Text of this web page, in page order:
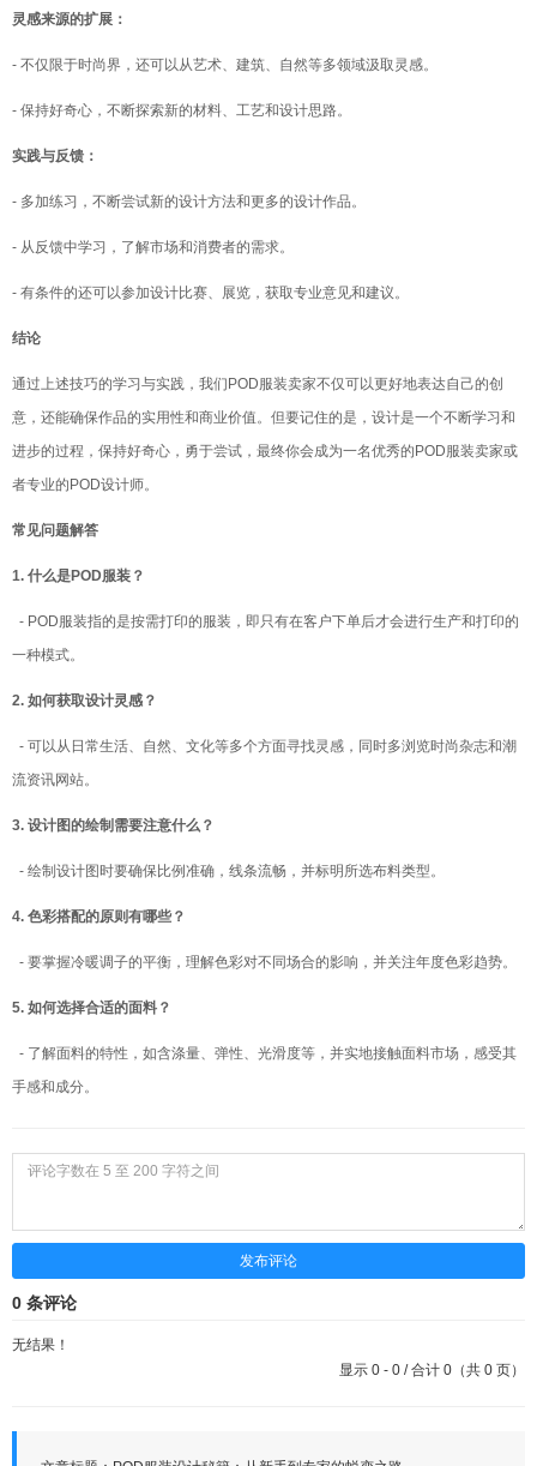
灵感来源的扩展：
- 不仅限于时尚界，还可以从艺术、建筑、自然等多领域汲取灵感。
- 保持好奇心，不断探索新的材料、工艺和设计思路。
实践与反馈：
- 多加练习，不断尝试新的设计方法和更多的设计作品。
- 从反馈中学习，了解市场和消费者的需求。
- 有条件的还可以参加设计比赛、展览，获取专业意见和建议。
结论
通过上述技巧的学习与实践，我们POD服装卖家不仅可以更好地表达自己的创
意，还能确保作品的实用性和商业价值。但要记住的是，设计是一个不断学习和
进步的过程，保持好奇心，勇于尝试，最终你会成为一名优秀的POD服装卖家或
者专业的POD设计师。
常见问题解答
1. 什么是POD服装？
- POD服装指的是按需打印的服装，即只有在客户下单后才会进行生产和打印的
一种模式。
2. 如何获取设计灵感？
- 可以从日常生活、自然、文化等多个方面寻找灵感，同时多浏览时尚杂志和潮
流资讯网站。
3. 设计图的绘制需要注意什么？
- 绘制设计图时要确保比例准确，线条流畅，并标明所选布料类型。
4. 色彩搭配的原则有哪些？
- 要掌握冷暖调子的平衡，理解色彩对不同场合的影响，并关注年度色彩趋势。
5. 如何选择合适的面料？
- 了解面料的特性，如含涤量、弹性、光滑度等，并实地接触面料市场，感受其
手感和成分。
发布评论
0 条评论
无结果！
显示 0 - 0 / 合计 0（共 0 页）